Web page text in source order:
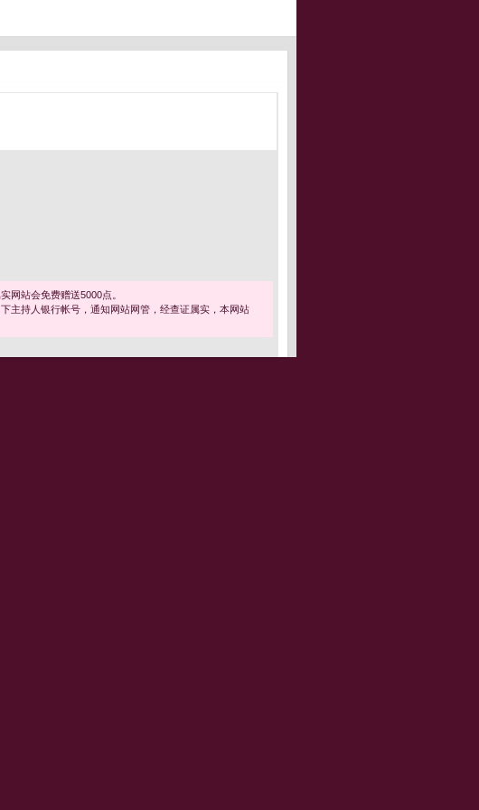
网站会免费赠送5000点。
主持人银行帐号，通知网站网管，经查证属实，本网站